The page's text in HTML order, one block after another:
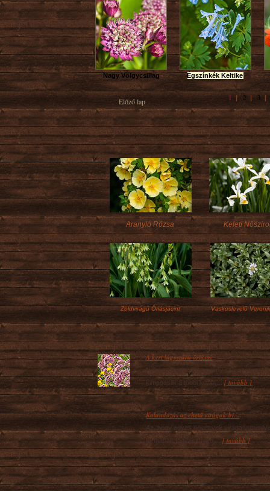
Nagy Völgycsillag Égszínkék Keltike
Előző lap 1 | 2 | 3
Aranyló Rózsa Keleti
Zöldvirágú Óriásjácint Vaskoslevelű
A kert lágyszárú óriásai
Néhány lágyszárú növény szó szerint
kimagaslik a többi közül,...[ tovább ]
Kalandozás az ehető virágok bi...
Az, hogy egyes növények virága
formában fogyasztható,...[ tovább ]